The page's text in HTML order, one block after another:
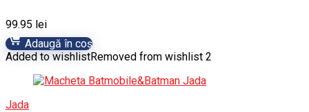
99.95 lei
Adaugă în coș
Added to wishlistRemoved from wishlist 2
Jada